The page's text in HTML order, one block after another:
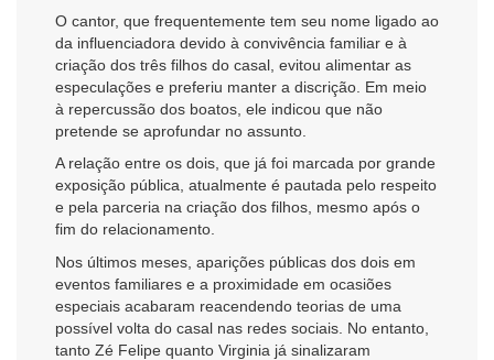
O cantor, que frequentemente tem seu nome ligado ao
da influenciadora devido à convivência familiar e à
criação dos três filhos do casal, evitou alimentar as
especulações e preferiu manter a discrição. Em meio
à repercussão dos boatos, ele indicou que não
pretende se aprofundar no assunto.
A relação entre os dois, que já foi marcada por grande
exposição pública, atualmente é pautada pelo respeito
e pela parceria na criação dos filhos, mesmo após o
fim do relacionamento.
Nos últimos meses, aparições públicas dos dois em
eventos familiares e a proximidade em ocasiões
especiais acabaram reacendendo teorias de uma
possível volta do casal nas redes sociais. No entanto,
tanto Zé Felipe quanto Virginia já sinalizaram